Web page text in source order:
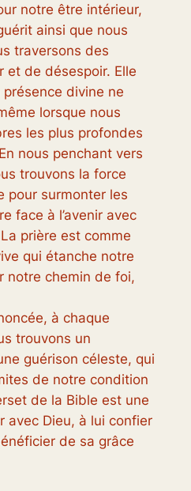
notre être intérieur,
ainsi que nous
traversons des
et de désespoir. Elle
divine ne
lorsque nous
les plus profondes
nous penchant vers
trouvons la force
pour surmonter les
face à l’avenir avec
prière est comme
qui étanche notre
notre chemin de foi,
à chaque
trouvons un
guérison céleste, qui
de notre condition
de la Bible est une
avec Dieu, à lui confier
de sa grâce